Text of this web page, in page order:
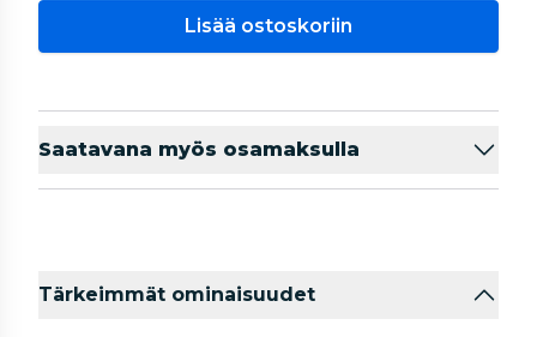
Lisää ostoskoriin
Saatavana myös osamaksulla
Tärkeimmät ominaisuudet